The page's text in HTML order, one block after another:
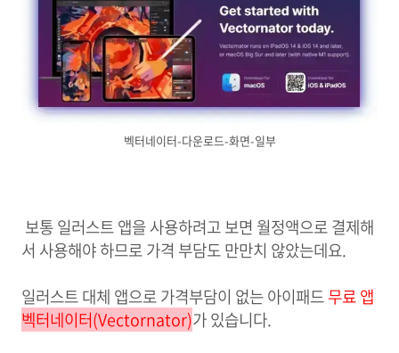
벡터네이터-다운로드-화면-일부
보통 일러스트 앱을 사용하려고 보면 월정액으로 결제해
서 사용해야 하므로 가격 부담도 만만치 않았는데요.
일러스트대체 앱으로 가격부담이 없는 아이패드무료 앱
벡터네이터(Vectornator)가 있습니다.